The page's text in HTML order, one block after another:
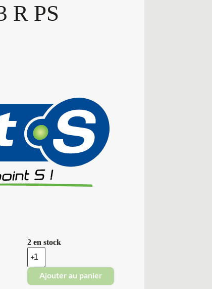
R PS
2 en stock
quantité
de
Point
-
Ajouter au panier